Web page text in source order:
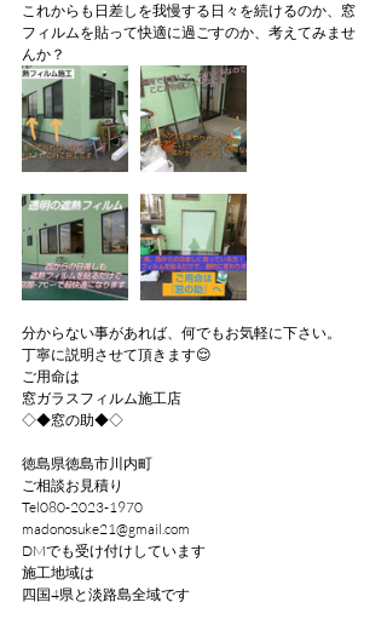
これからも日差しを我慢する日々を続けるのか、窓
フィルムを貼って快適に過ごすのか、考えてみませ
んか？
分からない事があれば、何でもお気軽に下さい。
丁寧に説明させて頂きます😌
ご用命は
窓ガラスフィルム施工店
◇◆窓の助◆◇
徳島県徳島市川内町
ご相談お見積り
Tel080-2023-1970
madonosuke21@gmail.com
DMでも受け付けしています
施工地域は
四国4県と淡路島全域です